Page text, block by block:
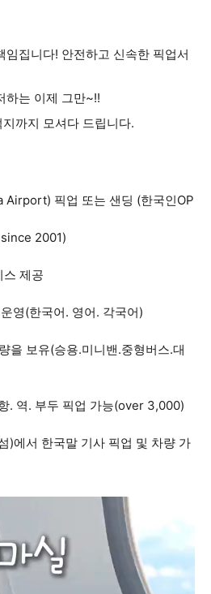
임집니다! 안전하고 신속한 픽업서
하는 이제 그만~!!
까지 모셔다 드립니다.
Airport) 픽업 또는 샌딩 (한국인OP
2001)
스 제공
영(한국어. 영어. 각국어)
을 보유(승용.미니밴.중형버스.대
. 역. 부두 픽업 가능(over 3,000)
)에서 한국말 기사 픽업 및 차량 가